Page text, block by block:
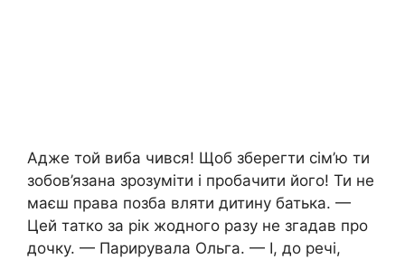
Адже той виба чився! Щоб зберегти сім’ю ти
зобов’язана зрозуміти і пробачити його! Ти не
маєш права позба вляти дитину батька. —
Цей татко за рік жодного разу не згадав про
дочку. — Парирувала Ольга. — І, до речі,